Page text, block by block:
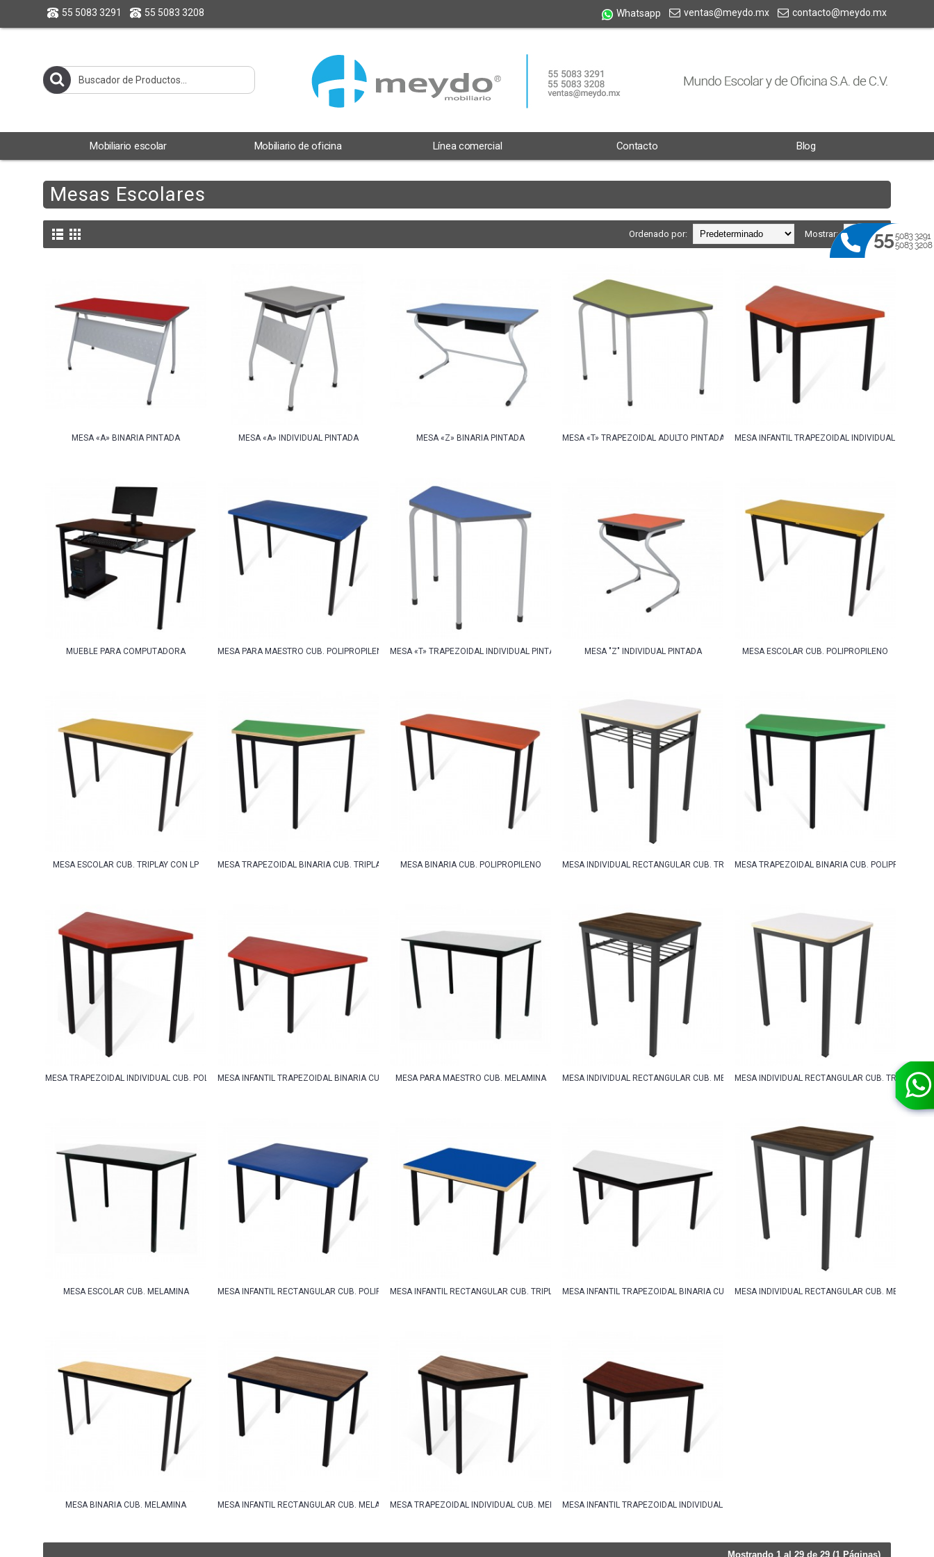
55 5083 3291 55 5083 3208 Whatsapp ventas@meydo.mx contacto@meydo.mx
Mobiliario escolar Mobiliario de oficina Línea comercial Contacto Blog
Mesas Escolares
Mostrar:
Ordenado por:
MESA «A» BINARIA PINTADA MESA «A» INDIVIDUAL PINTADA MESA «Z» BINARIA PINTADA MESA «T» TRAPEZOIDAL ADULTO PINTADA MESA INFANTIL TRAPEZOIDAL INDIVIDUAL CUB.
MUEBLE PARA COMPUTADORA MESA PARA MAESTRO CUB. POLIPROPILENO MESA «T» TRAPEZOIDAL INDIVIDUAL PINTADA MESA "Z" INDIVIDUAL PINTADA MESA ESCOLAR CUB. POLIPROPILENO
MESA ESCOLAR CUB. TRIPLAY CON LP MESA TRAPEZOIDAL BINARIA CUB. TRIPLAY CON LPMESA BINARIA CUB. POLIPROPILENO MESA INDIVIDUAL RECTANGULAR CUB. TRIPLAY CON LAMINADO PLASTICO CON REJILLA
MESA TRAPEZOIDAL BINARIA CUB. POLIPROPILENO
MESA TRAPEZOIDAL INDIVIDUAL CUB. POLIPROPILENOMESA INFANTIL TRAPEZOIDAL BINARIA CUB. POLIPROPILENOMESA PARA MAESTRO CUB. MELAMINA MESA INDIVIDUAL RECTANGULAR CUB. MELAMINA CON REJILLAMESA INDIVIDUAL RECTANGULAR CUB. TRIPLAY
MESA ESCOLAR CUB. MELAMINA MESA INFANTIL RECTANGULAR CUB. POLIPROPILENOMESA INFANTIL RECTANGULAR CUB. TRIPLAY CON LPMESA INFANTIL TRAPEZOIDAL BINARIA CUB. MELAMINAMESA INDIVIDUAL RECTANGULAR CUB. MELAMINA
MESA BINARIA CUB. MELAMINA MESA INFANTIL RECTANGULAR CUB. MELAMINAMESA TRAPEZOIDAL INDIVIDUAL CUB. MELAMINAMESA INFANTIL TRAPEZOIDAL INDIVIDUAL CUB. MELAMINA
Mostrando 1 al 29 de 29 (1 Páginas)